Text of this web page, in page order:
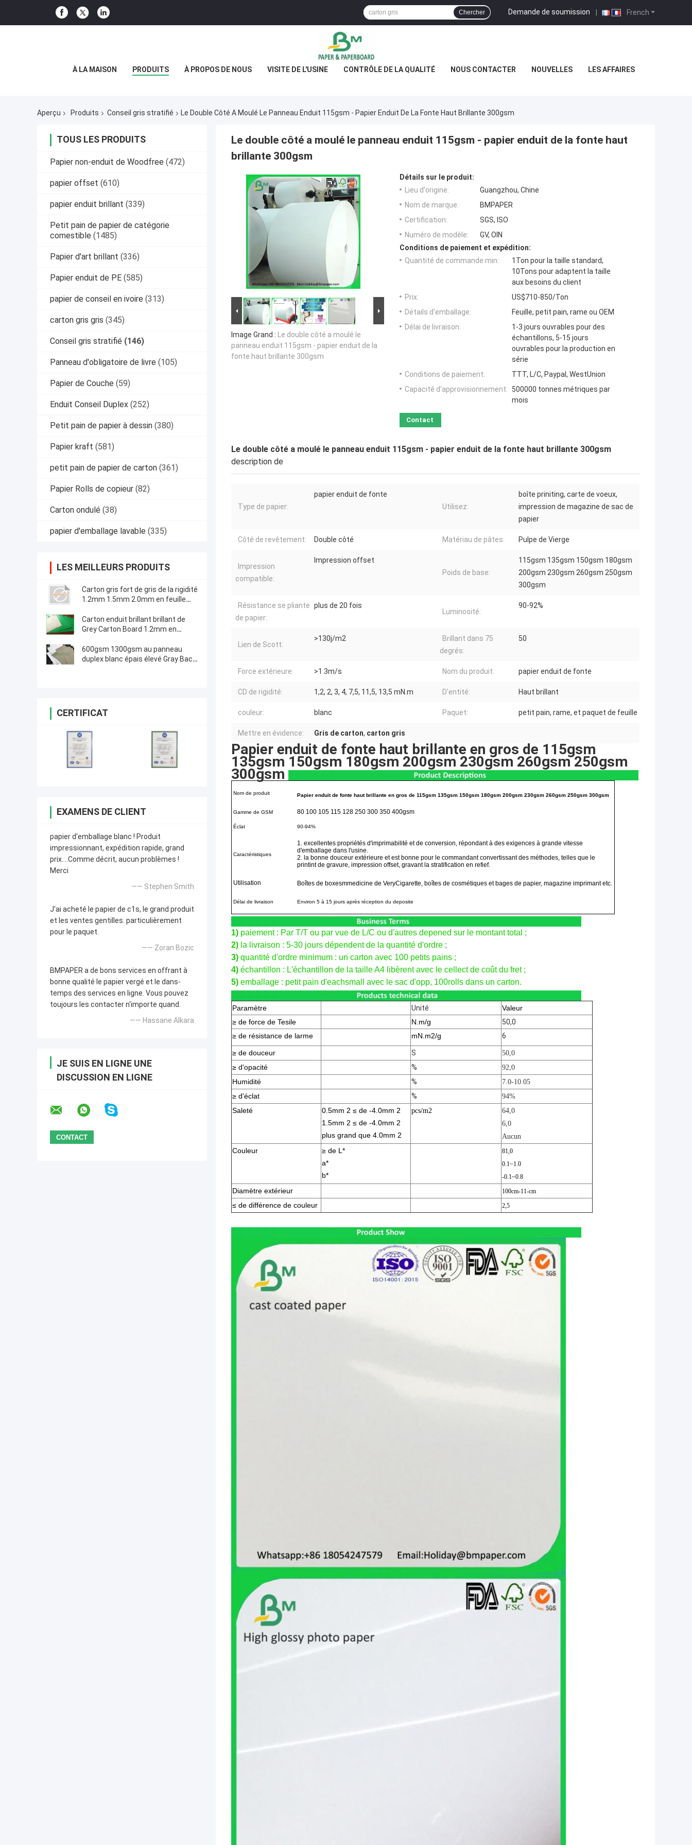
French
Demande de soumission |
Chercher
À LA MAISON PRODUITS À PROPOS DE NOUS VISITE DE L'USINE CONTRÔLE DE LA QUALITÉ NOUS CONTACTER NOUVELLES LES AFFAIRES
Aperçu Produits Conseil gris stratifié Le Double Côté A Moulé Le Panneau Enduit 115gsm - Papier Enduit De La Fonte Haut Brillante 300gsm
TOUS LES PRODUITS
Papier non-enduit de Woodfree (472)
papier offset (610)
papier enduit brillant (339)
Petit pain de papier de catégorie
comestible (1485)
Papier d'art brillant (336)
Papier enduit de PE (585)
papier de conseil en ivoire (313)
carton gris gris (345)
Conseil gris stratifié (146)
Panneau d'obligatoire de livre (105)
Papier de Couche (59)
Enduit Conseil Duplex (252)
Petit pain de papier à dessin (380)
Papier kraft (581)
petit pain de papier de carton (361)
Papier Rolls de copieur (82)
Carton ondulé (38)
papier d'emballage lavable (335)
LES MEILLEURS PRODUITS
Carton gris fort de gris de la rigidité
1.2mm 1.5mm 2.0mm en feuille
Carton enduit brillant brillant de
Grey Carton Board 1.2mm en
600gsm 1300gsm au panneau
duplex blanc épais élevé Gray Back
CERTIFICAT
EXAMENS DE CLIENT
papier d'emballage blanc ! Produit
impressionnant, expédition rapide, grand
prix….Comme décrit, aucun problèmes !
Merci
—— Stephen Smith
J'ai acheté le papier de c1s, le grand produit
et les ventes gentilles. particulièrement
pour le paquet.
—— Zoran Bozic
BMPAPER a de bons services en offrant à
bonne qualité le papier vergé et le dans-
temps des services en ligne. Vous pouvez
toujours les contacter n'importe quand.
—— Hassane Alkara
JE SUIS EN LIGNE UNE
DISCUSSION EN LIGNE
Le double côté a moulé le panneau enduit 115gsm - papier enduit de la fonte haut
brillante 300gsm
Image Grand : Le double côté a moulé le
panneau enduit 115gsm - papier enduit de la
fonte haut brillante 300gsm
Détails sur le produit:
Lieu d'origine:
Guangzhou, Chine
Nom de marque:
BMPAPER
Certification:
SGS, ISO
Numéro de modèle:
GV, OIN
Conditions de paiement et expédition:
Quantité de commande min:
1Ton pour la taille standard,
10Tons pour adaptent la taille
aux besoins du client
Prix:
US$710-850/Ton
Détails d'emballage:
Feuille, petit pain, rame ou OEM
Délai de livraison:
1-3 jours ouvrables pour des
échantillons, 5-15 jours
ouvrables pour la production en
série
Conditions de paiement:
TTT, L/C, Paypal, WestUnion
Capacité d'approvisionnement:
500000 tonnes métriques par
mois
Contact
Le double côté a moulé le panneau enduit 115gsm - papier enduit de la fonte haut brillante 300gsm
description de
Type de papier:
papier enduit de fonte
Utilisez:
boîte priniting, carte de voeux,
impression de magazine de sac de
papier
Côté de revêtement: Double côté Matériau de pâtes: Pulpe de Vierge
Impression
compatible:
Impression offset
Poids de base:
115gsm 135gsm 150gsm 180gsm
200gsm 230gsm 260gsm 250gsm
300gsm
Résistance se pliante
de papier:
plus de 20 fois
Luminosité:
90-92%
Lien de Scott:
>130j/m2
Brillant dans 75
degrés:
50
Force extérieure: >1.3m/s Nom du produit: papier enduit de fonte
CD de rigidité: 1,2, 2, 3, 4, 7,5, 11,5, 13,5 mN.m D'entité: Haut brillant
couleur: blanc Paquet: petit pain, rame, et paquet de feuille
Mettre en évidence: Gris de carton, carton gris
Papier enduit de fonte haut brillante en gros de 115gsm
135gsm 150gsm 180gsm 200gsm 230gsm 260gsm 250gsm
300gsm
Nom de produit Papier enduit de fonte haut brillante en gros de 115gsm 135gsm 150gsm 180gsm 200gsm 230gsm 260gsm 250gsm 300gsm
Gamme de GSM 80 100 105 115 128 250 300 350 400gsm
Éclat 90-94%
Caractéristiques
1. excellentes propriétés d'imprimabilité et de conversion, répondant à des exigences à grande vitesse
d'emballage dans l'usine.
2. la bonne douceur extérieure et est bonne pour le commandant convertissant des méthodes, telles que le
printint de gravure, impression offset, gravant la stratification en refief.
Utilisation Boîtes de boxesmmedicine de VeryCigarette, boîtes de cosmétiques et bages de papier, magazine imprimant etc.
Délai de livraison Environ 5 à 15 jours après réception du deposite
1) paiement : Par T/T ou par vue de L/C ou d'autres depened sur le montant total ;
2) la livraison : 5-30 jours dépendent de la quantité d'ordre ;
3) quantité d'ordre minimum : un carton avec 100 petits pains ;
4) échantillon : L'échantillon de la taille A4 libèrent avec le cellect de coût du fret ;
5) emballage : petit pain d'eachsmall avec le sac d'opp, 100rolls dans un carton.
Paramètre Unité
Valeur
≥ de force de Tesile
N.m/g
50,0
≥ de résistance de larme
mN.m2/g 6
≥ de douceur S 50,0
≥ d'opacité % 92,0
Humidité % 7.0-10.05
≥ d'éclat % 94%
Saleté
0.5mm 2 ≤ de -4.0mm 2
1.5mm 2 ≤ de -4.0mm 2
plus grand que 4.0mm 2
pcs/m2
64,0
6,0
Aucun
Couleur
≥ de L*
a*
b*
81,0
0.1~1.0
-0.1~0.8
Diamètre extérieur 100cm-11-cm
≤ de différence de couleur 2,5